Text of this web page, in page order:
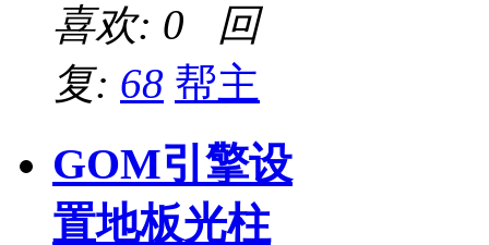
喜欢: 0 回
复: 68 帮主
GOM引擎设
置地板光柱